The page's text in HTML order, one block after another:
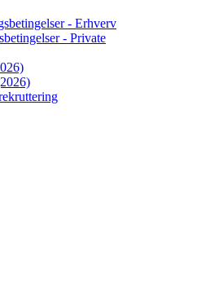
- Erhverv
- Private